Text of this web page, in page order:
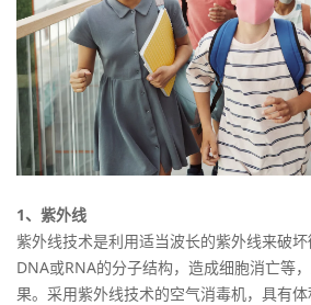
1、紫外线
紫外线技术是利用适当波长的紫外线来破
DNA或RNA的分子结构，造成细胞消亡等
果。采用紫外线技术的空气消毒机，具有